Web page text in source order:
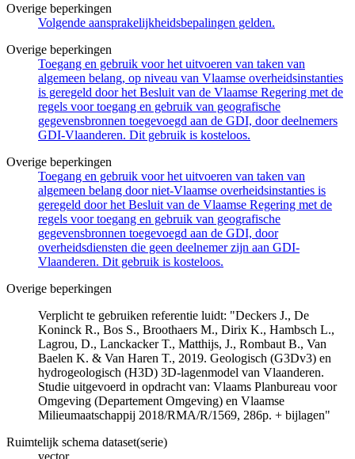
Overige beperkingen
Volgende aansprakelijkheidsbepalingen gelden.
Overige beperkingen
Toegang en gebruik voor het uitvoeren van taken van
algemeen belang, op niveau van Vlaamse overheidsinstanties
is geregeld door het Besluit van de Vlaamse Regering met de
regels voor toegang en gebruik van geografische
gegevensbronnen toegevoegd aan de GDI, door deelnemers
GDI-Vlaanderen. Dit gebruik is kosteloos.
Overige beperkingen
Toegang en gebruik voor het uitvoeren van taken van
algemeen belang door niet-Vlaamse overheidsinstanties is
geregeld door het Besluit van de Vlaamse Regering met de
regels voor toegang en gebruik van geografische
gegevensbronnen toegevoegd aan de GDI, door
overheidsdiensten die geen deelnemer zijn aan GDI-
Vlaanderen. Dit gebruik is kosteloos.
Overige beperkingen
Verplicht te gebruiken referentie luidt: "Deckers J., De
Koninck R., Bos S., Broothaers M., Dirix K., Hambsch L.,
Lagrou, D., Lanckacker T., Matthijs, J., Rombaut B., Van
Baelen K. & Van Haren T., 2019. Geologisch (G3Dv3) en
hydrogeologisch (H3D) 3D-lagenmodel van Vlaanderen.
Studie uitgevoerd in opdracht van: Vlaams Planbureau voor
Omgeving (Departement Omgeving) en Vlaamse
Milieumaatschappij 2018/RMA/R/1569, 286p. + bijlagen"
Ruimtelijk schema dataset(serie)
vector